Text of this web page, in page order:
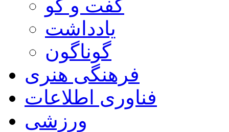
گفت و گو
یادداشت
گوناگون
فرهنگی هنری
فناوری اطلاعات
ورزشی